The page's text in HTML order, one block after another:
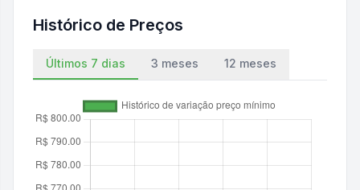
Histórico de Preços
Últimos 7 dias 3 meses 12 meses